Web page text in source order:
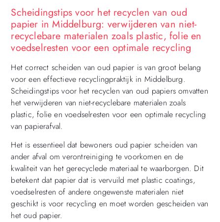
Scheidingstips voor het recyclen van oud
papier in Middelburg: verwijderen van niet-
recyclebare materialen zoals plastic, folie en
voedselresten voor een optimale recycling
Het correct scheiden van oud papier is van groot belang
voor een effectieve recyclingpraktijk in Middelburg.
Scheidingstips voor het recyclen van oud papiers omvatten
het verwijderen van niet-recyclebare materialen zoals
plastic, folie en voedselresten voor een optimale recycling
van papierafval.
Het is essentieel dat bewoners oud papier scheiden van
ander afval om verontreiniging te voorkomen en de
kwaliteit van het gerecyclede materiaal te waarborgen. Dit
betekent dat papier dat is vervuild met plastic coatings,
voedselresten of andere ongewenste materialen niet
geschikt is voor recycling en moet worden gescheiden van
het oud papier.